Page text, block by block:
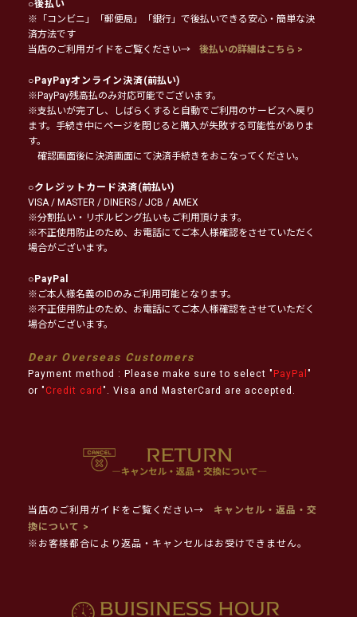
○後払い
※「コンビニ」「郵便局」「銀行」で後払いできる安心・簡単な決
済方法です
当店のご利用ガイドをご覧ください→
後払いの詳細はこちら >
○PayPayオンライン決済(前払い)
※PayPay残高払のみ対応可能でございます。
※支払いが完了し、しばらくすると自動でご利用のサービスへ戻り
ます。手続き中にページを閉じると購入が失敗する可能性がありま
す。
確認画面後に決済画面にて決済手続きをおこなってください。
○クレジットカード決済(前払い)
VISA / MASTER / DINERS / JCB / AMEX
※分割払い・リボルビング払いもご利用頂けます。
※不正使用防止のため、お電話にてご本人様確認をさせていただく
場合がございます。
○PayPal
※ご本人様名義のIDのみご利用可能となります。
※不正使用防止のため、お電話にてご本人様確認をさせていただく
場合がございます。
Dear Overseas Customers
Payment method : Please make sure to select " PayPal "
or " Credit card ". Visa and MasterCard are accepted.
当店のご利用ガイドをご覧ください→
キャンセル・返品・交
換について >
※お客様都合により返品・キャンセルはお受けできません。